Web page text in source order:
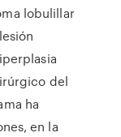
lobulillar
del
ha
en la